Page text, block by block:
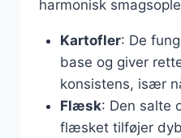
harmonisk
Kartofler: De
base og giver
konsistens, især
Flæsk: Den salte
flæsket tilføjer